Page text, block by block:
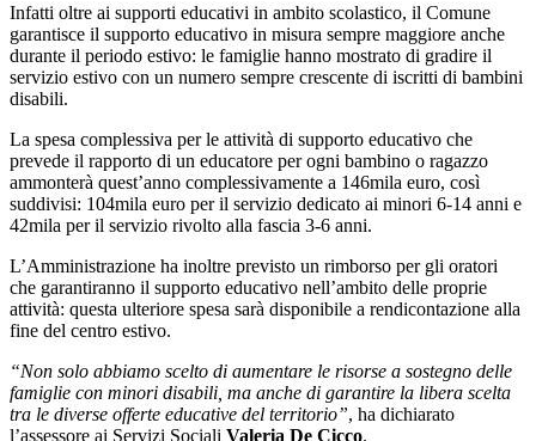
Infatti oltre ai supporti educativi in ambito scolastico, il Comune
garantisce il supporto educativo in misura sempre maggiore anche
durante il periodo estivo: le famiglie hanno mostrato di gradire il
servizio estivo con un numero sempre crescente di iscritti di bambini
disabili.
La spesa complessiva per le attività di supporto educativo che
prevede il rapporto di un educatore per ogni bambino o ragazzo
ammonterà quest’anno complessivamente a 146mila euro, così
suddivisi: 104mila euro per il servizio dedicato ai minori 6-14 anni e
42mila per il servizio rivolto alla fascia 3-6 anni.
L’Amministrazione ha inoltre previsto un rimborso per gli oratori
che garantiranno il supporto educativo nell’ambito delle proprie
attività: questa ulteriore spesa sarà disponibile a rendicontazione alla
fine del centro estivo.
“Non solo abbiamo scelto di aumentare le risorse a sostegno delle
famiglie con minori disabili, ma anche di garantire la libera scelta
tra le diverse offerte educative del territorio”, ha dichiarato
l’assessore ai Servizi Sociali Valeria De Cicco.